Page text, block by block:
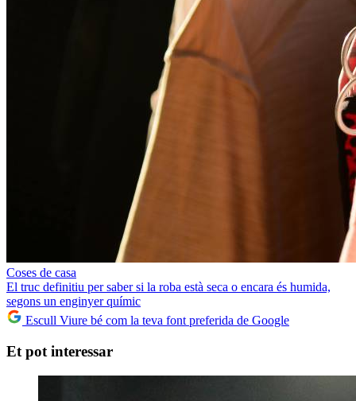
Coses de casa
El truc definitiu per saber si la roba està seca o encara és humida,
segons un enginyer químic
Escull Viure bé com la teva font preferida de Google
Et pot interessar